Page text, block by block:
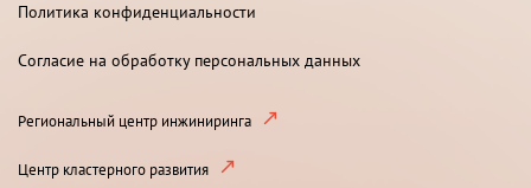
Политика конфиденциальности
Согласие на обработку персональных данных
Региональный центр инжиниринга
Центр кластерного развития